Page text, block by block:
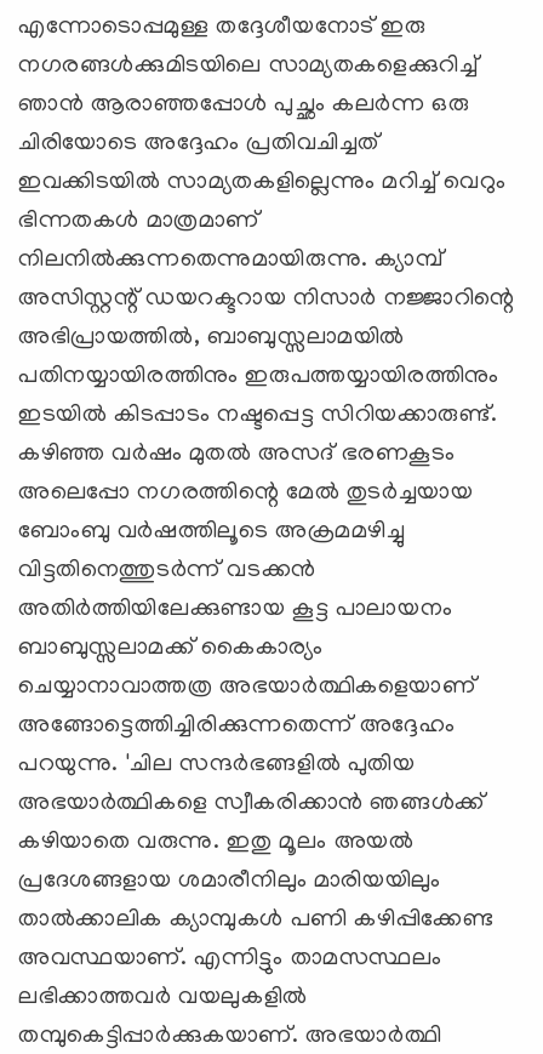
എന്നോടൊപ്പമുള്ള തദ്ദേശീയനോട് ഇരു
നഗരങ്ങള്‍ക്കുമിടയിലെ സാമ്യതകളെക്കുറിച്ച്
ഞാന്‍ ആരാഞ്ഞപ്പോള്‍ പുച്ഛം കലര്‍ന്ന ഒരു
ചിരിയോടെ അദ്ദേഹം പ്രതിവചിച്ചത്
ഇവക്കിടയില്‍ സാമ്യതകളില്ലെന്നും മറിച്ച് വെറും
ഭിന്നതകള്‍ മാത്രമാണ്
നിലനില്‍ക്കുന്നതെന്നുമായിരുന്നു. ക്യാമ്പ്
അസിസ്റ്റന്റ് ഡയറക്ടറായ നിസാര്‍ നജ്ജാറിന്റെ
അഭിപ്രായത്തില്‍, ബാബുസ്സലാമയില്‍
പതിനയ്യായിരത്തിനും ഇരുപത്തയ്യായിരത്തിനും
ഇടയില്‍ കിടപ്പാടം നഷ്ടപ്പെട്ട സിറിയക്കാരുണ്ട്.
കഴിഞ്ഞ വര്‍ഷം മുതല്‍ അസദ് ഭരണകൂടം
അലെപ്പോ നഗരത്തിന്റെ മേല്‍ തുടര്‍ച്ചയായ
ബോംബു വര്‍ഷത്തിലൂടെ അക്രമമഴിച്ചു
വിട്ടതിനെത്തുടര്‍ന്ന് വടക്കന്‍
അതിര്‍ത്തിയിലേക്കുണ്ടായ കൂട്ട പാലായനം
ബാബുസ്സലാമക്ക് കൈകാര്യം
ചെയ്യാനാവാത്തത്ര അഭയാര്‍ത്ഥികളെയാണ്
അങ്ങോട്ടെത്തിച്ചിരിക്കുന്നതെന്ന് അദ്ദേഹം
പറയുന്നു. 'ചില സന്ദര്‍ഭങ്ങളില്‍ പുതിയ
അഭയാര്‍ത്ഥികളെ സ്വീകരിക്കാന്‍ ഞങ്ങള്‍ക്ക്
കഴിയാതെ വരുന്നു. ഇതു മൂലം അയല്‍
പ്രദേശങ്ങളായ ശമാരീനിലും മാരിയയിലും
താല്‍ക്കാലിക ക്യാമ്പുകള്‍ പണി കഴിപ്പിക്കേണ്ട
അവസ്ഥയാണ്. എന്നിട്ടും താമസസ്ഥലം
ലഭിക്കാത്തവര്‍ വയലുകളില്‍
തമ്പുകെട്ടിപ്പാര്‍ക്കുകയാണ്. അഭയാര്‍ത്ഥി